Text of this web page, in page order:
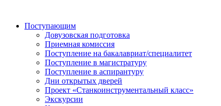
Поступающим
Довузовская подготовка
Приемная комиссия
Поступление на бакалавриат/специалитет
Поступление в магистратуру
Поступление в аспирантуру
Дни открытых дверей
Проект «Станкоинструментальный класс»
Экскурсии